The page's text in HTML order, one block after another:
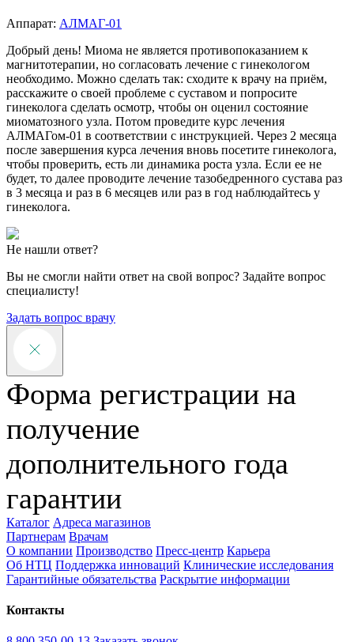
Аппарат: АЛМАГ-01
Добрый день! Миома не является противопоказанием к
магнитотерапии, но согласовать лечение с гинекологом
необходимо. Можно сделать так: сходите к врачу на приём,
расскажите о своей проблеме с суставом и попросите
гинеколога сделать осмотр, чтобы он оценил состояние
миоматозного узла. Потом проведите курс лечения
АЛМАГом-01 в соответствии с инструкцией. Через 2 месяца
после завершения курса лечения вновь посетите гинеколога,
чтобы проверить, есть ли динамика роста узла. Если ее не
будет, то далее проводите лечение тазобедренного сустава раз
в 3 месяца и раз в 6 месяцев или раз в год наблюдайтесь у
гинеколога.
Не нашли ответ?
Вы не смогли найти ответ на свой вопрос? Задайте вопрос
специалисту!
Задать вопрос врачу
Форма регистрации на
получение
дополнительного года
гарантии
Каталог Адреса магазинов
Партнерам Врачам
О компании Производство Пресс-центр Карьера
Об НТЦ Поддержка инноваций Клинические исследования
Гарантийные обязательства Раскрытие информации
Контакты